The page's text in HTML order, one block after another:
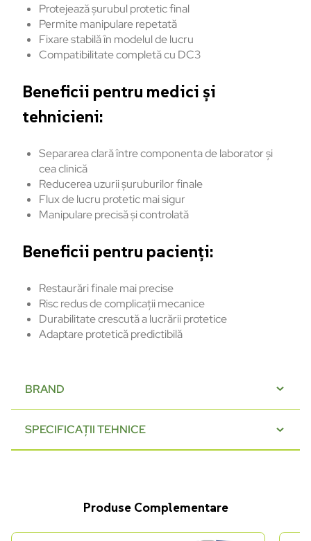
Protejează șurubul protetic final
Permite manipulare repetată
Fixare stabilăîn modeluldelucru
Compatibilitatecompletăcu DC3
Beneficii pentru mediciși
tehnicieni:
Separareaclarăîntrecomponentadelaboratorși
ceaclinică
Reducereauzuriișuruburilorfinale
Flux delucru proteticmaisigur
Manipulareprecisășicontrolată
Beneficii pentru pacienți:
Restaurărifinalemaiprecise
Riscredusdecomplicațiimecanice
Durabilitatecrescutăalucrăriiprotetice
Adaptareproteticăpredictibilă
BRAND
SPECIFICAȚII TEHNICE
Produse Complementare